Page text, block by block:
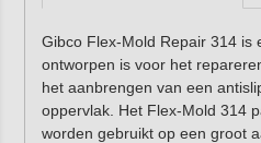
Gibco Flex-Mold Repair 314 is
ontworpen is voor het
het aanbrengen van een
oppervlak. Het Flex-Mold 314
worden gebruikt op een groot